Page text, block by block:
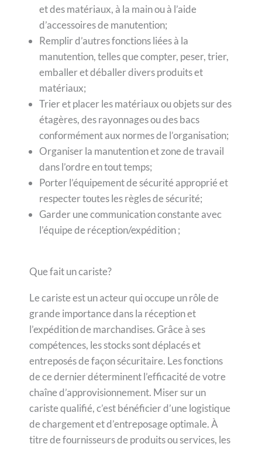
et des matériaux, à la main ou à l’aide
d’accessoires de manutention;
Remplir d’autres fonctions liées à la
manutention, telles que compter, peser, trier,
emballer et déballer divers produits et
matériaux;
Trier et placer les matériaux ou objets sur des
étagères, des rayonnages ou des bacs
conformément aux normes de l’organisation;
Organiser la manutention et zone de travail
dans l’ordre en tout temps;
Porter l’équipement de sécurité approprié et
respecter toutes les règles de sécurité;
Garder une communication constante avec
l’équipe de réception/expédition ;
Que fait un cariste?
Le cariste est un acteur qui occupe un rôle de
grande importance dans la réception et
l’expédition de marchandises. Grâce à ses
compétences, les stocks sont déplacés et
entreposés de façon sécuritaire. Les fonctions
de ce dernier déterminent l’efficacité de votre
chaîne d’approvisionnement. Miser sur un
cariste qualifié, c’est bénéficier d’une logistique
de chargement et d’entreposage optimale. À
titre de fournisseurs de produits ou services, les